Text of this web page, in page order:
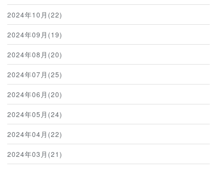
2024年10月(22)
2024年09月(19)
2024年08月(20)
2024年07月(25)
2024年06月(20)
2024年05月(24)
2024年04月(22)
2024年03月(21)